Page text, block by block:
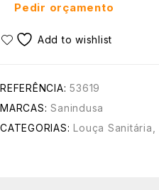
Pedir orçamento
REFERÊNCIA: 53619
MARCAS: Sanindusa
CATEGORIAS: Louça Sanitária,